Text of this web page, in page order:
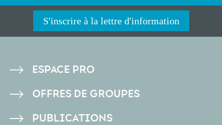
S'inscrire à la lettre d'information
PIED
DE
ESPACE PRO
OFFRES DE GROUPES
PUBLICATIONS